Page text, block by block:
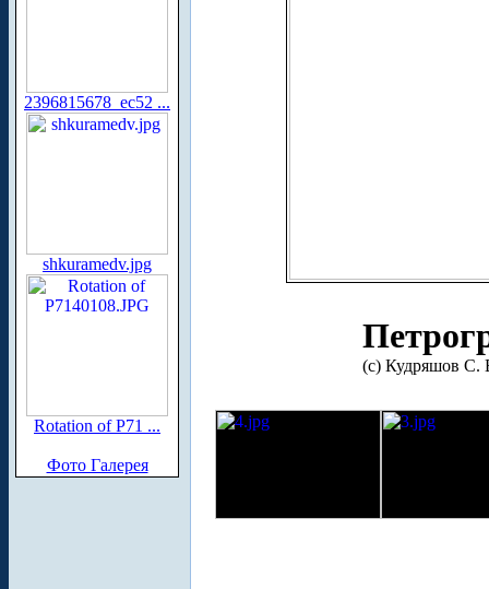
2396815678_ec52 ...
shkuramedv.jpg
Rotation of P71 ...
Фото Галерея
(с) Кудряшов С.